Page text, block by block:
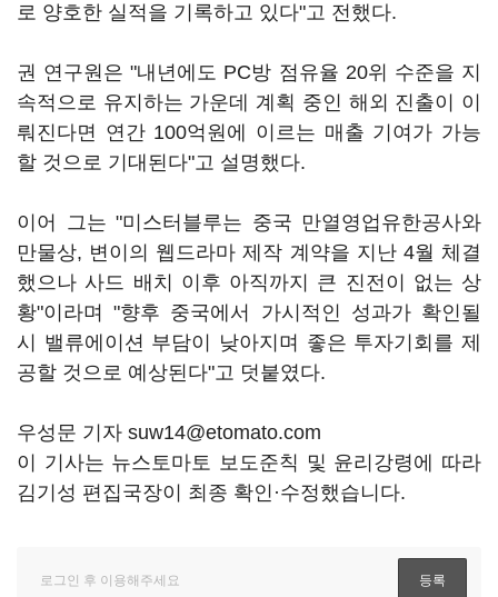
로 양호한 실적을 기록하고 있다"고 전했다.
권 연구원은 "내년에도 PC방 점유율 20위 수준을 지
속적으로 유지하는 가운데 계획 중인 해외 진출이 이
뤄진다면 연간 100억원에 이르는 매출 기여가 가능
할 것으로 기대된다"고 설명했다.
이어 그는 "미스터블루는 중국 만열영업유한공사와
만물상, 변이의 웹드라마 제작 계약을 지난 4월 체결
했으나 사드 배치 이후 아직까지 큰 진전이 없는 상
황"이라며 "향후 중국에서 가시적인 성과가 확인될
시 밸류에이션 부담이 낮아지며 좋은 투자기회를 제
공할 것으로 예상된다"고 덧붙였다.
우성문 기자 suw14@etomato.com
이 기사는 뉴스토마토 보도준칙 및 윤리강령에 따라
김기성 편집국장이 최종 확인·수정했습니다.